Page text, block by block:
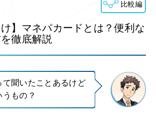
比較編
け】マネパカードとは？便利な
徹底解説
て聞いたことあるけど
もの？